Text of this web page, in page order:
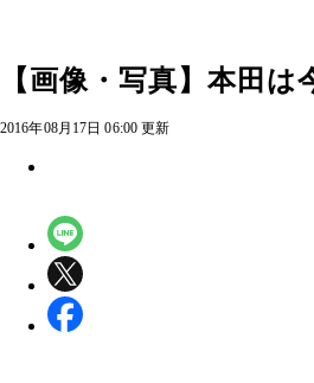
【画像・写真】本田
2016年08月17日 06:00 更新